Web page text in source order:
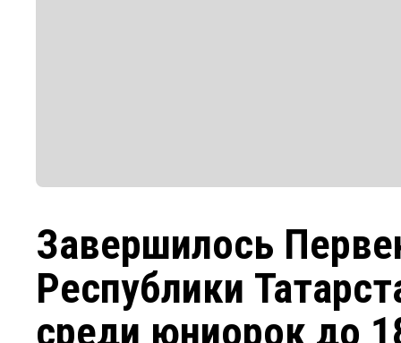
Завершилось
Республики
среди юниорок до